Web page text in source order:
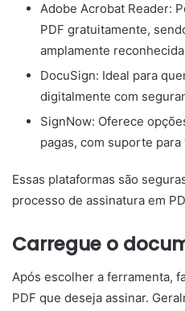
Adobe Acrobat Reader:
PDF gratuitamente,
amplamente
DocuSign: Ideal para
digitalmente com
SignNow: Oferece
pagas, com suporte
Essas plataformas são
processo de assinatura em
Carregue o
Após escolher a ferramenta,
PDF que deseja assinar.